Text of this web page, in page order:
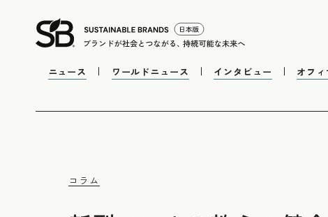
ニュース ワールドニュース インタビュー オフ
コラム